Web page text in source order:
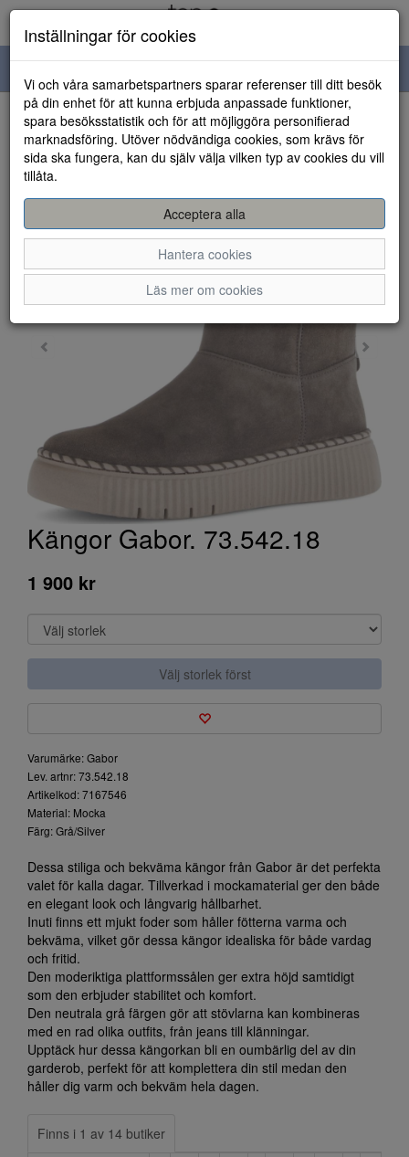
navigation
HEM
Kängor Gabor. 73.542.18
1 900 kr
Välj storlek först
Varumärke: Gabor
Lev. artnr: 73.542.18
Artikelkod: 7167546
Material: Mocka
Färg: Grå/Silver
Dessa stiliga och bekväma kängor från Gabor är det perfekta
valet för kalla dagar. Tillverkad i mockamaterial ger den både
en elegant look och långvarig hållbarhet.
Inuti finns ett mjukt foder som håller fötterna varma och
bekväma, vilket gör dessa kängor idealiska för både vardag
och fritid.
Den moderiktiga plattformssålen ger extra höjd samtidigt
som den erbjuder stabilitet och komfort.
Den neutrala grå färgen gör att stövlarna kan kombineras
med en rad olika outfits, från jeans till klänningar.
Upptäck hur dessa kängorkan bli en oumbärlig del av din
garderob, perfekt för att komplettera din stil medan den
håller dig varm och bekväm hela dagen.
Finns i 1 av 14 butiker
Inställningar för cookies
Vi och våra samarbetspartners sparar referenser till ditt besök
på din enhet för att kunna erbjuda anpassade funktioner,
spara besöksstatistik och för att möjliggöra personifierad
marknadsföring. Utöver nödvändiga cookies, som krävs för
sida ska fungera, kan du själv välja vilken typ av cookies du vill
tillåta.
Acceptera alla
Hantera cookies
Läs mer om cookies